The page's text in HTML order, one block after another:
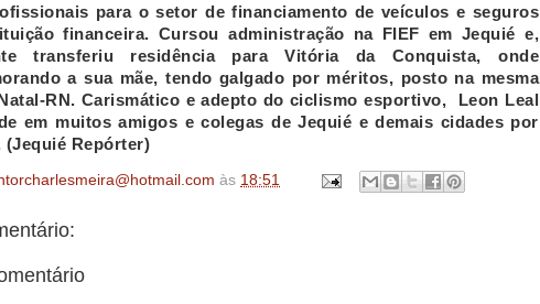
para o setor de financiamento de veículos e seguros
financeira. Cursou administração na FIEF em Jequié e,
transferiu residência para Vitória da Conquista, onde
a sua mãe, tendo galgado por méritos, posto na mesma
RN. Carismático e adepto do ciclismo esportivo, Leon Leal
em muitos amigos e colegas de Jequié e demais cidades por
(Jequié Repórter)
às 18:51